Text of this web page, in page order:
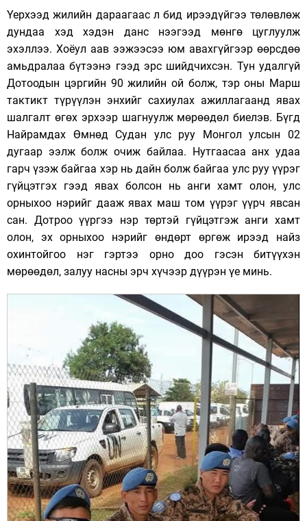
Үерхээд жилийн дараагаас л бид ирээдүйгээ төлөвлөж
дундаа хэд хэдэн данс нээгээд мөнгө цуглуулж
эхэллээ. Хоёул аав ээжээсээ юм авахгүйгээр өөрсдөө
амьдралаа бүтээнэ гээд эрс шийдчихсэн. Тун удалгүй
Дотоодын цэргийн 90 жилийн ой болж, тэр оны Марш
тактикт түрүүлэн энхийг сахиулах ажиллагаанд явах
шалгалт өгөх эрхээр шагнуулж мөрөөдөл биелэв. Бүгд
Найрамдах Өмнөд Судан улс руу Монгол улсын 02
дугаар ээлж болж очиж байлаа. Нутгаасаа анх удаа
гарч үзэж байгаа хэр нь дайн болж байгаа улс руу үүрэг
гүйцэтгэх гээд явах болсон нь анги хамт олон, улс
орныхоо нэрийг дааж явах маш том үүрэг үүрч явсан
сан. Дотроо үүргээ нэр төртэй гүйцэтгэж анги хамт
олон, эх орныхоо нэрийг өндөрт өргөж ирээд найз
охинтойгоо нэг гэртээ орно доо гэсэн битүүхэн
мөрөөдөл, залуу насны эрч хүчээр дүүрэн үе минь.